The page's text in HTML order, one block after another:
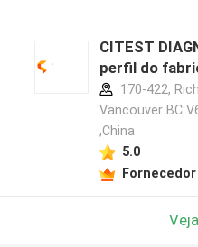
CITEST
perfil do
170-422,
Vancouver BC
,China
5.0